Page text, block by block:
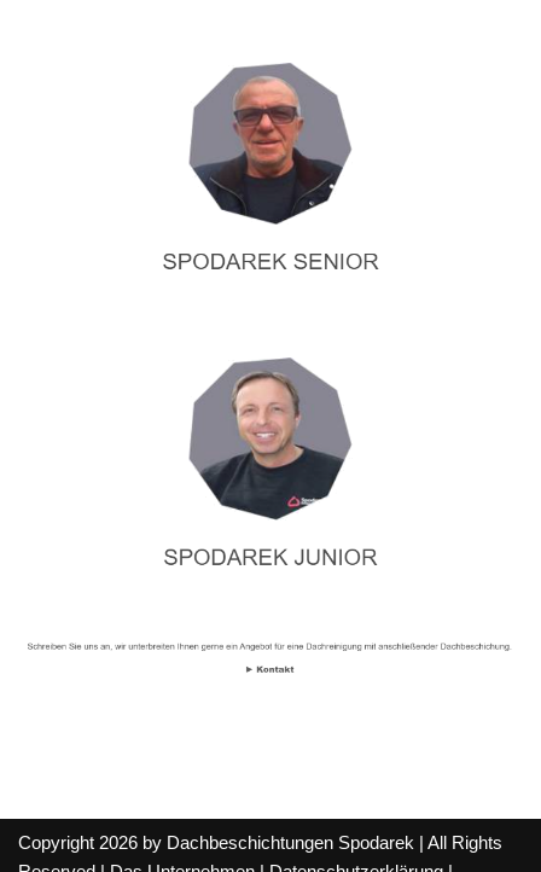
Copyright 2026 by Dachbeschichtungen Spodarek | All Rights